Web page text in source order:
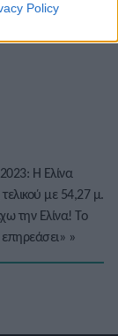
Policy
Η Ελίνα
τελικού με 54,27 μ.
την Ελίνα! Το
επηρεάσει» »